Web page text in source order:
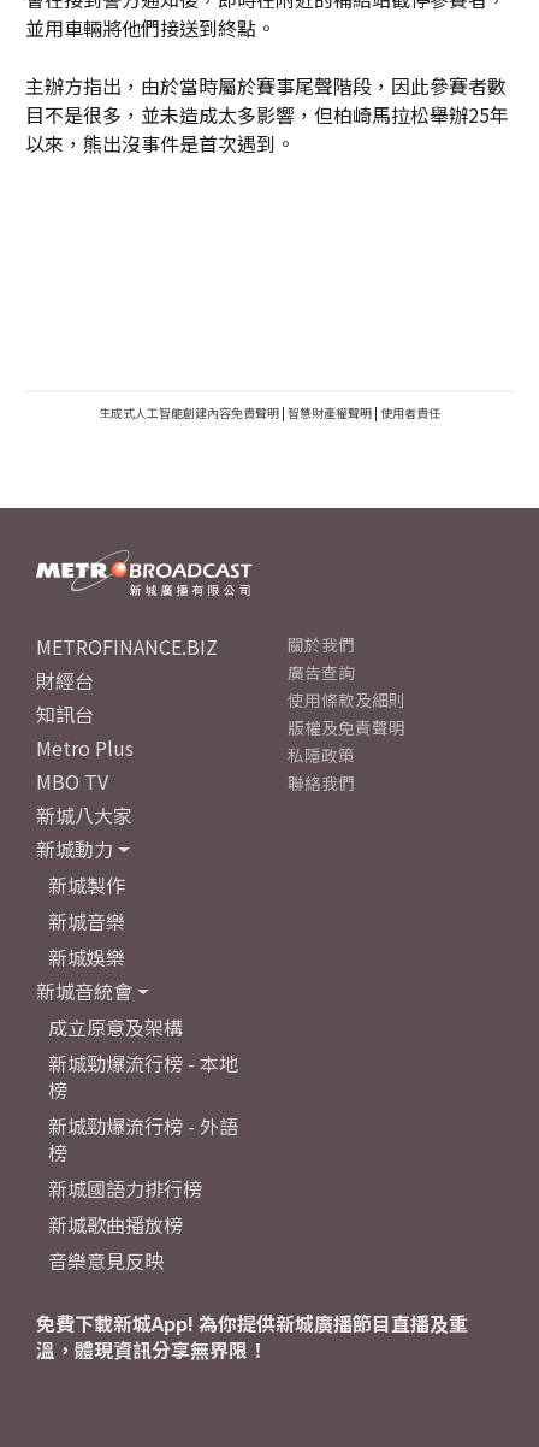
並用車輛將他們接送到終點。
主辦方指出，由於當時屬於賽事尾聲階段，因此參賽者數
目不是很多，並未造成太多影響，但柏崎馬拉松舉辦25年
以來，熊出沒事件是首次遇到。
生成式人工智能創建內容免責聲明 | 智慧財產權聲明 | 使用者責任
METROFINANCE.BIZ
財經台
知訊台
Metro Plus
MBO TV
新城八大家
新城動力
新城製作
新城音樂
新城娛樂
新城音統會
成立原意及架構
新城勁爆流行榜 - 本地
榜
新城勁爆流行榜 - 外語
榜
新城國語力排行榜
新城歌曲播放榜
音樂意見反映
關於我們
廣告查詢
使用條款及細則
版權及免責聲明
私隱政策
聯絡我們
免費下載新城App! 為你提供新城廣播節目直播及重
溫，體現資訊分享無界限！